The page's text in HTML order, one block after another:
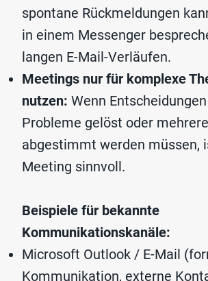
spontane Rückmeldungen
in einem Messenger
langen E-Mail-Verläufen.
Meetings nur für komplexe
nutzen: Wenn
Probleme gelöst oder
abgestimmt werden müssen,
Meeting sinnvoll.
Beispiele für bekannte
Kommunikationskanäle:
Microsoft Outlook / E-Mail
Kommunikation, externe